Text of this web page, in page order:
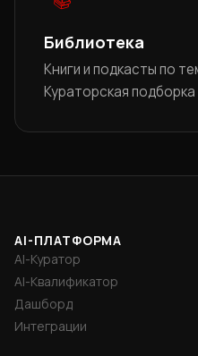
Библиотека
Книги и подкасты по
Кураторская
AI-ПЛАТФОРМА
AI-Куратор
AI-Квалификатор
Дашборд
Интеграции